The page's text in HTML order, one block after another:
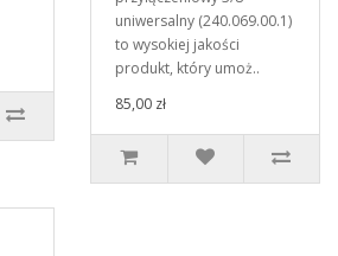
uniwersalny (240.069.00.1)
to wysokiej jakości
produkt, który umoż..
85,00 zł